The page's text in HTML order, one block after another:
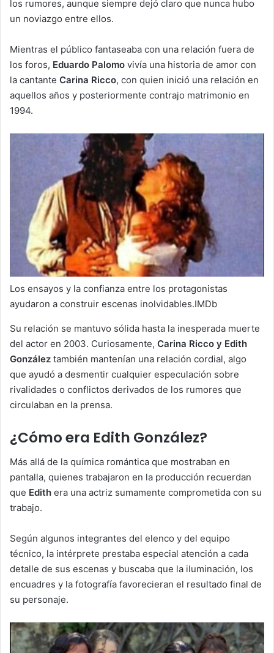
los rumores, aunque siempre dejó claro que nunca hubo
un noviazgo entre ellos.
Mientras el público fantaseaba con una relación fuera de
los foros, Eduardo Palomo vivía una historia de amor con
la cantante Carina Ricco, con quien inició una relación en
aquellos años y posteriormente contrajo matrimonio en
1994.
Los ensayos y la confianza entre los protagonistas
ayudaron a construir escenas inolvidables.IMDb
Su relación se mantuvo sólida hasta la inesperada muerte
del actor en 2003. Curiosamente, Carina Ricco y Edith
González también mantenían una relación cordial, algo
que ayudó a desmentir cualquier especulación sobre
rivalidades o conflictos derivados de los rumores que
circulaban en la prensa.
¿Cómo era Edith González?
Más allá de la química romántica que mostraban en
pantalla, quienes trabajaron en la producción recuerdan
que Edith era una actriz sumamente comprometida con su
trabajo.
Según algunos integrantes del elenco y del equipo
técnico, la intérprete prestaba especial atención a cada
detalle de sus escenas y buscaba que la iluminación, los
encuadres y la fotografía favorecieran el resultado final de
su personaje.